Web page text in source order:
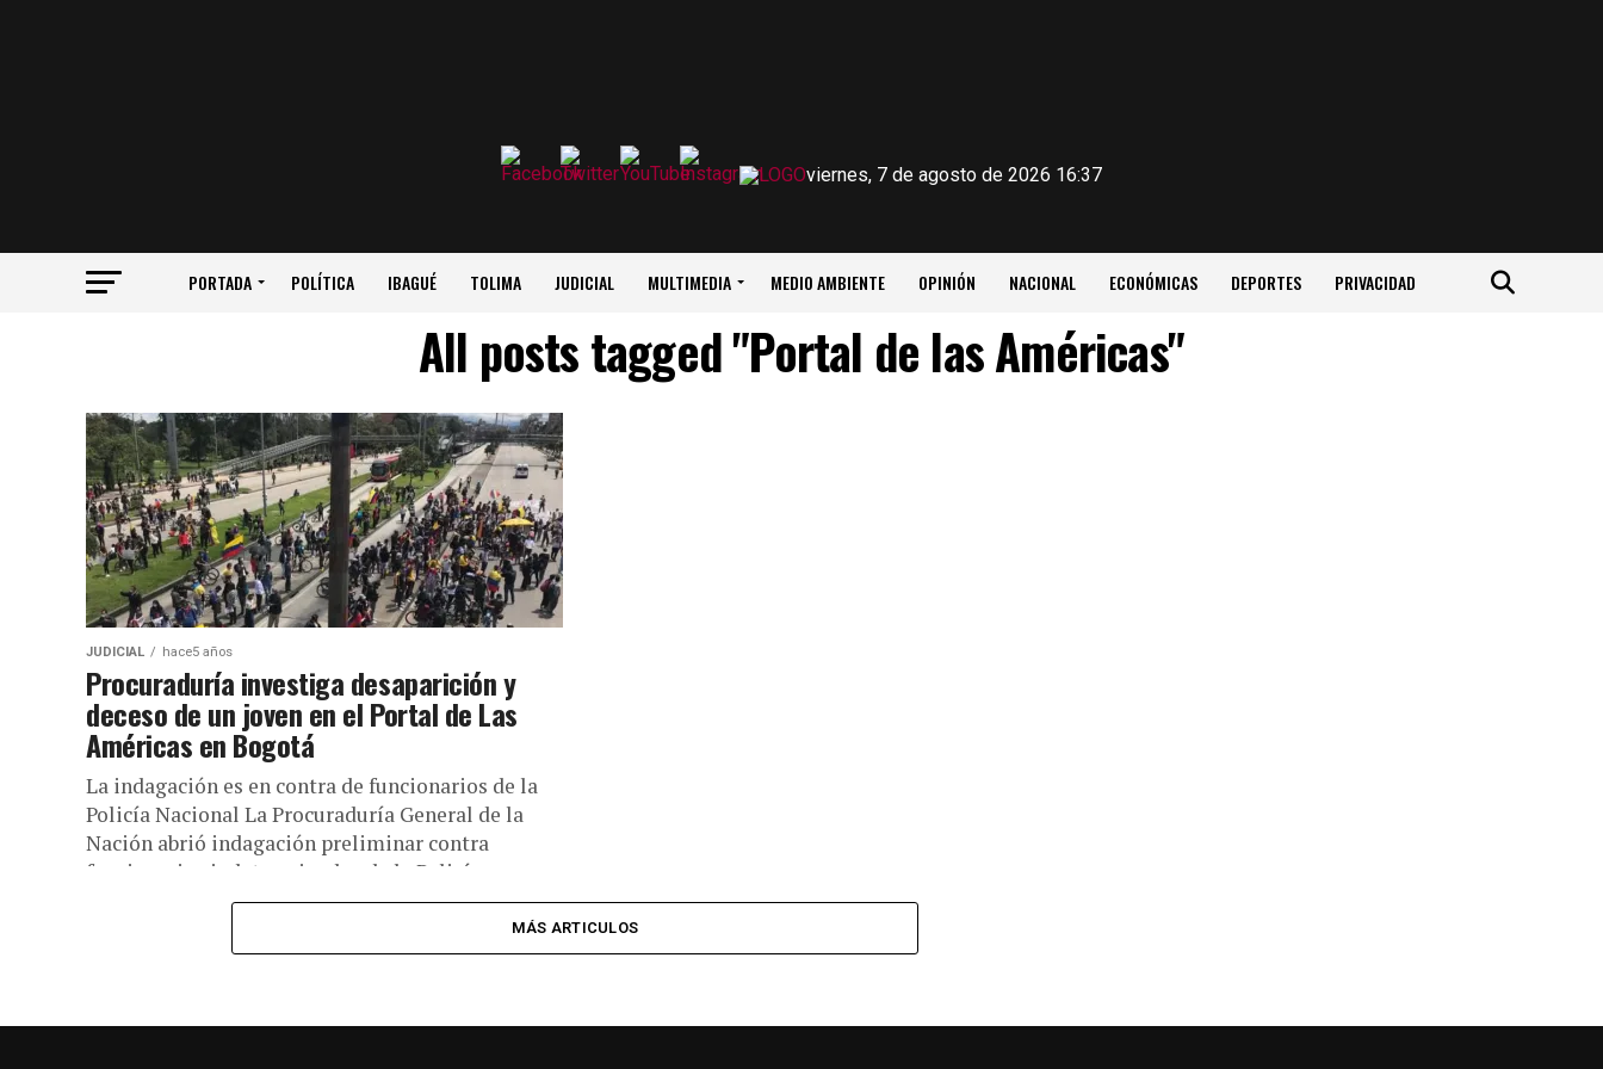
viernes, 7 de agosto de 2026 16:37
PORTADA POLÍTICA IBAGUÉ TOLIMA JUDICIAL MULTIMEDIA MEDIO AMBIENTE OPINIÓN NACIONAL ECONÓMICAS DEPORTES PRIVACIDAD
All posts tagged "Portal de las Américas"
JUDICIAL hace5 años
Procuraduría investiga desaparición y
deceso de un joven en el Portal de Las
Américas en Bogotá
La indagación es en contra de funcionarios de la
Policía Nacional La Procuraduría General de la
Nación abrió indagación preliminar contra
funcionarios indeterminados de la Policía...
MÁS ARTICULOS